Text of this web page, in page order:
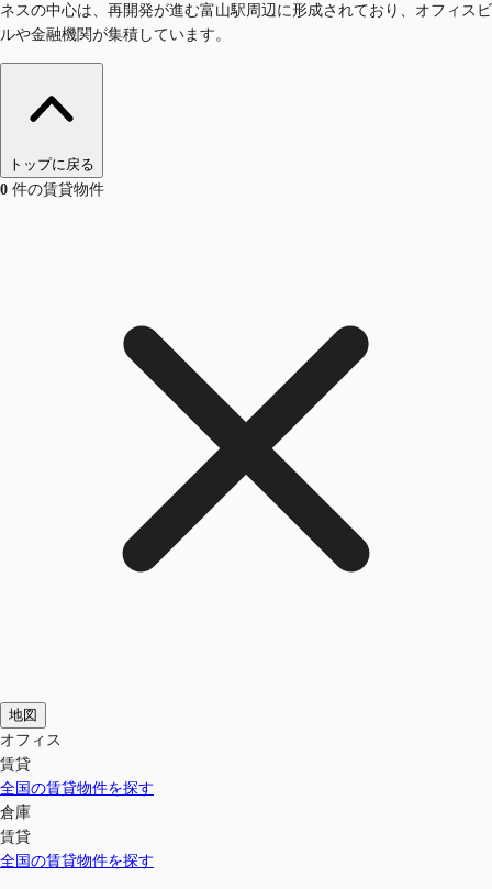
ネスの中心は、再開発が進む富山駅周辺に形成されており、オフィスビ
ルや金融機関が集積しています。
トップに戻る
0 件の賃貸物件
地図
オフィス
賃貸
全国の賃貸物件を探す
倉庫
賃貸
全国の賃貸物件を探す